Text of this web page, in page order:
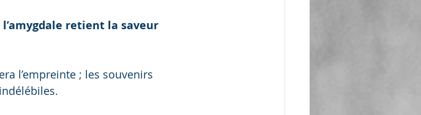
retient la saveur
l’empreinte ; les souvenirs